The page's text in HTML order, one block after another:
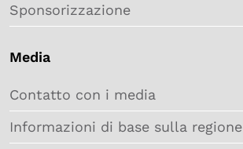
Sponsorizzazione
Media
Contatto con i media
Informazioni di base sulla regione